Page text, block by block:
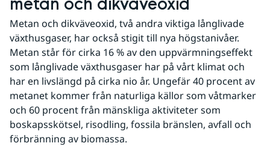
Metan och dikväveoxid, två andra viktiga långlivade
växthusgaser, har också stigit till nya högstanivåer.
Metan står för cirka 16 % av den uppvärmningseffekt
som långlivade växthusgaser har på vårt klimat och
har en livslängd på cirka nio år. Ungefär 40 procent av
metanet kommer från naturliga källor som våtmarker
och 60 procent från mänskliga aktiviteter som
boskapsskötsel, risodling, fossila bränslen, avfall och
förbränning av biomassa.